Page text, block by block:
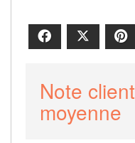
Facebook
Note client
moyenne